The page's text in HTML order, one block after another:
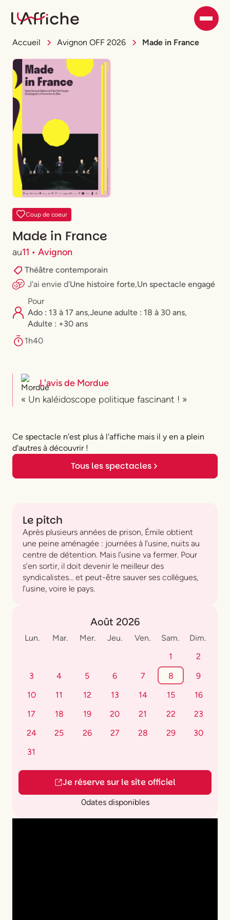
Accueil Avignon OFF 2026 Made in France
Coup de coeur
Made in France
au11 • Avignon
Théâtre contemporain
J'ai envie d'Une histoire forte,Un spectacle engagé
Pour
Ado : 13 à 17 ans,⁠Jeune adulte : 18 à 30 ans,
Adulte : +30 ans
1h40
L'avis de Mordue
« Un kaléidoscope politique fascinant ! »
Ce spectacle n'est plus à l'affiche mais il y en a plein
d'autres à découvrir !
Tous les spectacles
Le pitch
Après plusieurs années de prison, Émile obtient
une peine aménagée : journées à l’usine, nuits au
centre de détention. Mais l’usine va fermer. Pour
s’en sortir, il doit devenir le meilleur des
syndicalistes… et peut-être sauver ses collègues,
l’usine, voire le pays.
Août 2026
Lun. Mar. Mer. Jeu. Ven. Sam.
Dim.
1
2
3
4 5 6 7 8
9
10
11 12 13 14 15
16
17
18 19 20 21 22
23
24
25 26 27 28 29
30
31
Je réserve sur le site officiel
0dates disponibles